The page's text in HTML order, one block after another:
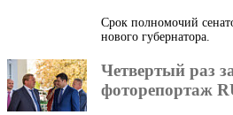
Срок полномочий
нового губернатора.
Четвертый раз
фоторепортаж